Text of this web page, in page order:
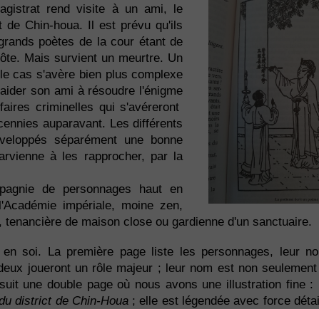
rend visite à un ami, le
Chin-houa. Il est prévu qu'ils
poètes de la cour étant de
Mais survient un meurtre. Un
cas s'avère bien plus complexe
son ami à résoudre l'énigme
criminelles qui s'avéreront
auparavant. Les différents
séparément une bonne
à les rapprocher, par la
de personnages haut en
impériale, moine zen,
de maison close ou gardienne d'un sanctuaire.
soi. La première page liste les personnages, leur
joueront un rôle majeur ; leur nom est non
une double page où nous avons une illustration fine :
district de Chin-Houa; elle est légendée avec force